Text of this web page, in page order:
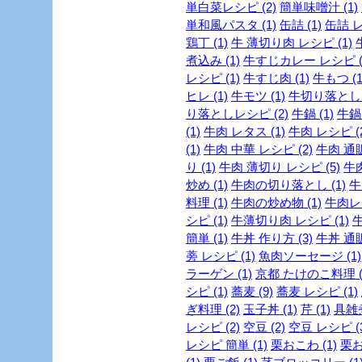
単白菜レシピ (2) 簡単味噌汁 (1)
単和風パスタ (1) 缶詰 (1) 缶詰
鶏丁 (1) 牛 薄切り肉 レシピ (1)
煮込み (1) 牛すじカレー レシピ
レシピ (1) 牛すじ肉 (1) 牛もつ
ヒレ (1) 牛モツ (1) 牛切り落と
り落としレシピ (2) 牛鍋 (1) 牛
(1) 牛肉 レタス (1) 牛肉 レシピ
(1) 牛肉 中華 レシピ (2) 牛肉 通
り (1) 牛肉 薄切り レシピ (5) 牛
炒め (1) 牛肉の切り落とし (1)
料理 (1) 牛肉の炒め物 (1) 牛肉
シピ (1) 牛薄切り肉 レシピ (1)
簡単 (1) 牛丼 作り方 (3) 牛丼 通
蒡 レシピ (1) 魚肉ソーセージ (1)
ラーゲン (1) 京都 たけのこ料理
シピ (1) 蕎麦 (9) 蕎麦 レシピ (1)
ぎ料理 (2) 玉子丼 (1) 芹 (1) 具雑
レシピ (2) 空豆 (2) 空豆 レシピ
レシピ 簡単 (1) 栗おこわ (1) 栗